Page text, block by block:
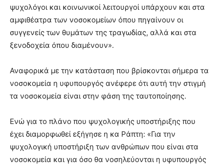
ψυχολόγοι και κοινωνικοί λειτουργοί υπάρχουν και στα
αμφιθέατρα των νοσοκομείων όπου πηγαίνουν οι
συγγενείς των θυμάτων της τραγωδίας, αλλά και στα
ξενοδοχεία όπου διαμένουν».
Αναφορικά με την κατάσταση που βρίσκονται σήμερα τα
νοσοκομεία η υφυπουργός ανέφερε ότι αυτή την στιγμή
τα νοσοκομεία είναι στην φάση της ταυτοποίησης.
Ενώ για το πλάνο που ψυχολογικής υποστήριξης που
έχει διαμορφωθεί εξήγησε η κα Ράπτη: «Για την
ψυχολογική υποστήριξη των ανθρώπων που είναι στα
νοσοκομεία και για όσο θα νοσηλεύονται η υφυπουργός